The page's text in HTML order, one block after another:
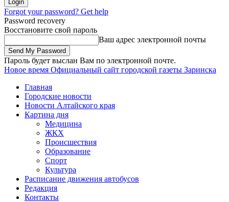
Forgot your password? Get help
Password recovery
Восстановите свой пароль
Ваш адрес электронной почты
Пароль будет выслан Вам по электронной почте.
Новое время Официальный сайт городской газеты Заринска
Главная
Городские новости
Новости Алтайского края
Картина дня
Медицина
ЖКХ
Происшествия
Образование
Спорт
Культура
Расписание движения автобусов
Редакция
Контакты